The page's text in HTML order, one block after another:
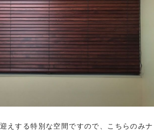
えする特別な空間ですので、こちらのみナ